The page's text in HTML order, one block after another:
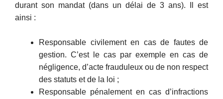
durant son mandat (dans un délai de 3 ans). Il est
ainsi :
Responsable civilement en cas de fautes de
gestion. C’est le cas par exemple en cas de
négligence, d’acte frauduleux ou de non respect
des statuts et de la loi ;
Responsable pénalement en cas d’infractions